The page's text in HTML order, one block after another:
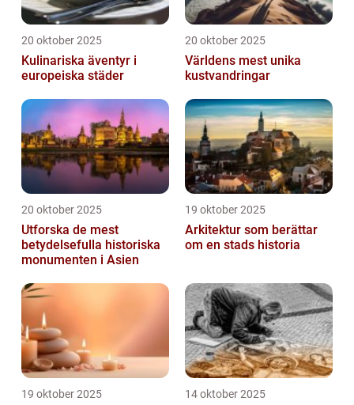
20 oktober 2025
Kulinariska äventyr i
europeiska städer
20 oktober 2025
Världens mest unika
kustvandringar
20 oktober 2025
Utforska de mest
betydelsefulla historiska
monumenten i Asien
19 oktober 2025
Arkitektur som berättar
om en stads historia
19 oktober 2025 14 oktober 2025